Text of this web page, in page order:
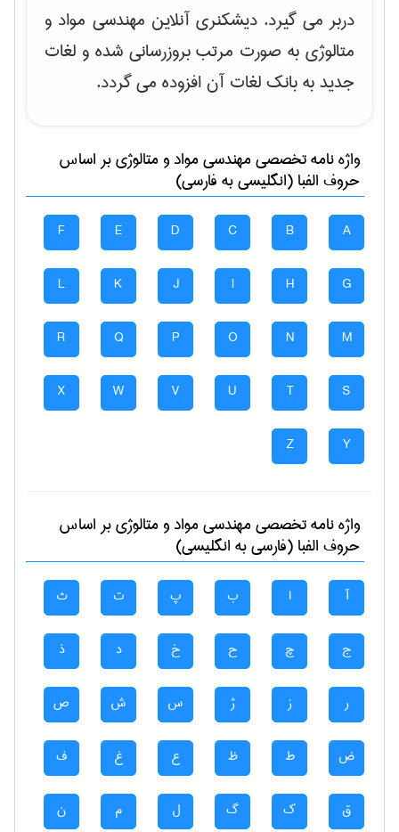
دربر می گیرد. دیشکنری آنلاین مهندسی مواد و
متالوژی به صورت مرتب بروزرسانی شده و لغات
جدید به بانک لغات آن افزوده می گردد.
واژه نامه تخصصیمهندسی مواد و متالوژیبر اساس
حروف الفبا (انگلیسی به فارسی)
A
B
C
D
E
F
G
H
I
J
K
L
M
N
O
P
Q
R
S
T
U
V
W
X
Y
Z
واژه نامه تخصصیمهندسی مواد و متالوژیبر اساس
حروف الفبا (فارسی به انگلیسی)
آ ا ب پ ت ث
ج چ ح خ د ذ
ر ز ژ س ش ص
ض ط ظ ع غ ف
ق ک گ ل م ن